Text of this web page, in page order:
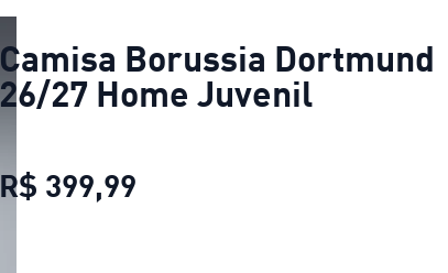
Camisa Borussia Dortmund
26/27 Home Juvenil
R$ 399,99